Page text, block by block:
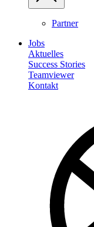
Partner
Jobs
Aktuelles
Success Stories
Teamviewer
Kontakt